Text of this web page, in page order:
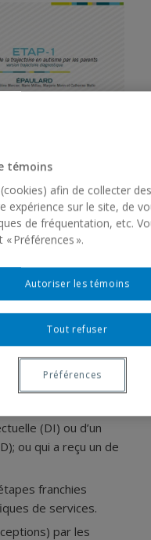
par les
les premiers
du diagnostic.
la trajectoire en
de services des
on soupçonne la
(DI) ou d’un
ou qui a reçu un de
franchies
de services.
par les
témoins
afin de collecter
expérience sur le site, de
de fréquentation, etc.
Préférences ».
Tout refuser
Autoriser les témoins
Préférences